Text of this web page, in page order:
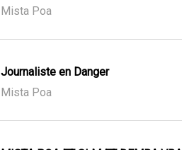
Mista Poa
Journaliste en Danger
Mista Poa